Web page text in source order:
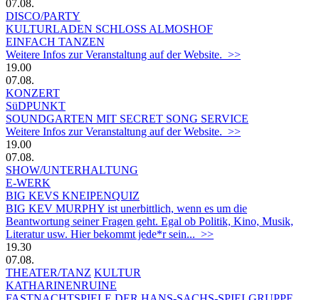
07.08.
DISCO/PARTY
KULTURLADEN SCHLOSS ALMOSHOF
EINFACH TANZEN
Weitere Infos zur Veranstaltung auf der Website. >>
19.00
07.08.
KONZERT
SüDPUNKT
SOUNDGARTEN MIT SECRET SONG SERVICE
Weitere Infos zur Veranstaltung auf der Website. >>
19.00
07.08.
SHOW/UNTERHALTUNG
E-WERK
BIG KEVS KNEIPENQUIZ
BIG KEV MURPHY ist unerbittlich, wenn es um die
Beantwortung seiner Fragen geht. Egal ob Politik, Kino, Musik,
Literatur usw. Hier bekommt jede*r sein... >>
19.30
07.08.
THEATER/TANZ KULTUR
KATHARINENRUINE